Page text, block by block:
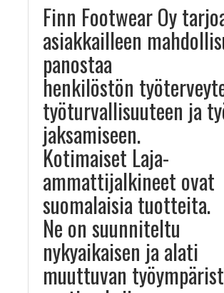
Finn Footwear Oy
asiakkailleen
panostaa
henkilöstön
työturvallisuuteen ja
jaksamiseen.
Kotimaiset Laja-
ammattijalkineet ovat
suomalaisia tuotteita.
Ne on suunniteltu
nykyaikaisen ja alati
muuttuvan